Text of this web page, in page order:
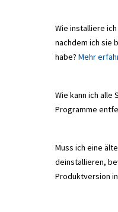
Wie installiere
nachdem ich sie
habe? Mehr
Wie kann ich alle
Programme
Muss ich eine
deinstallieren,
Produktversion